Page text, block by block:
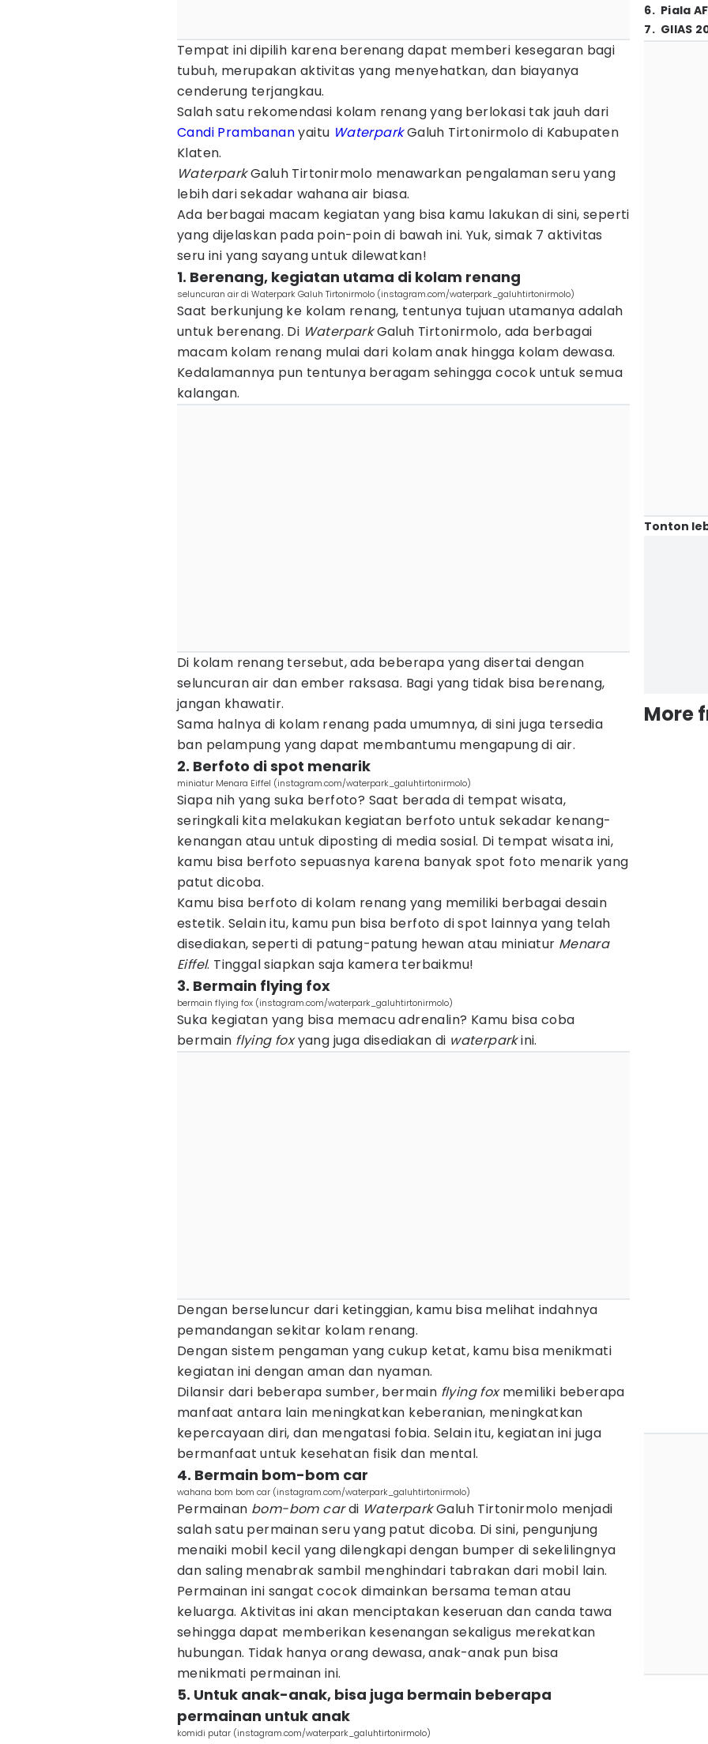
Tempat ini dipilih karena berenang dapat memberi kesegaran bagi
tubuh, merupakan aktivitas yang menyehatkan, dan biayanya
cenderung terjangkau.
Salah satu rekomendasi kolam renang yang berlokasi tak jauh dari
Candi Prambananyaitu WaterparkGaluh Tirtonirmolo di Kabupaten
Klaten.
WaterparkGaluh Tirtonirmolo menawarkan pengalaman seru yang
lebih dari sekadar wahana air biasa.
Ada berbagai macam kegiatan yang bisa kamu lakukan di sini, seperti
yang dijelaskan pada poin-poin di bawah ini. Yuk, simak 7 aktivitas
seru ini yang sayang untuk dilewatkan!
1. Berenang, kegiatan utama di kolam renang
seluncuran air di Waterpark Galuh Tirtonirmolo (instagram.com/waterpark_galuhtirtonirmolo)
Saat berkunjung ke kolam renang, tentunya tujuan utamanya adalah
untuk berenang. Di WaterparkGaluh Tirtonirmolo, ada berbagai
macam kolam renang mulai dari kolam anak hingga kolam dewasa.
Kedalamannya pun tentunya beragam sehingga cocok untuk semua
kalangan.
Di kolam renang tersebut, ada beberapa yang disertai dengan
seluncuran air dan ember raksasa. Bagi yang tidak bisa berenang,
jangan khawatir.
Sama halnya di kolam renang pada umumnya, di sini juga tersedia
ban pelampung yang dapat membantumu mengapung di air.
2. Berfoto di spot menarik
miniatur Menara Eiffel (instagram.com/waterpark_galuhtirtonirmolo)
Siapa nih yang suka berfoto? Saat berada di tempat wisata,
seringkali kita melakukan kegiatan berfoto untuk sekadar kenang-
kenangan atau untuk diposting di media sosial. Di tempat wisata ini,
kamu bisa berfoto sepuasnya karena banyak spot foto menarik yang
patut dicoba.
Kamu bisa berfoto di kolam renang yang memiliki berbagai desain
estetik. Selain itu, kamu pun bisa berfoto di spot lainnya yang telah
disediakan, seperti di patung-patung hewan atau miniatur Menara
Eiffel. Tinggal siapkan saja kamera terbaikmu!
3. Bermain flying fox
bermain flying fox (instagram.com/waterpark_galuhtirtonirmolo)
Suka kegiatan yang bisa memacu adrenalin? Kamu bisa coba
bermain flying foxyang juga disediakan di waterparkini.
Dengan berseluncur dari ketinggian, kamu bisa melihat indahnya
pemandangan sekitar kolam renang.
Dengan sistem pengaman yang cukup ketat, kamu bisa menikmati
kegiatan ini dengan aman dan nyaman.
Dilansir dari beberapa sumber, bermain flying foxmemiliki beberapa
manfaat antara lain meningkatkan keberanian, meningkatkan
kepercayaan diri, dan mengatasi fobia. Selain itu, kegiatan ini juga
bermanfaat untuk kesehatan fisik dan mental.
4. Bermain bom-bom car
wahana bom bom car (instagram.com/waterpark_galuhtirtonirmolo)
Permainan bom-bom cardi WaterparkGaluh Tirtonirmolo menjadi
salah satu permainan seru yang patut dicoba. Di sini, pengunjung
menaiki mobil kecil yang dilengkapi dengan bumper di sekelilingnya
dan saling menabrak sambil menghindari tabrakan dari mobil lain.
Permainan ini sangat cocok dimainkan bersama teman atau
keluarga. Aktivitas ini akan menciptakan keseruan dan canda tawa
sehingga dapat memberikan kesenangan sekaligus merekatkan
hubungan. Tidak hanya orang dewasa, anak-anak pun bisa
menikmati permainan ini.
5. Untuk anak-anak, bisa juga bermain beberapa
permainan untuk anak
komidi putar (instagram.com/waterpark_galuhtirtonirmolo)
6. Piala
7. GIIAS
Tonton
More